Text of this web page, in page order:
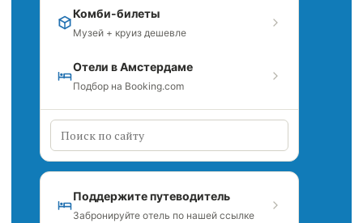
Комби-билеты
Музей + круиз дешевле
Отели в Амстердаме
Подбор на Booking.com
Поддержите путеводитель
Забронируйте отель по нашей ссылке